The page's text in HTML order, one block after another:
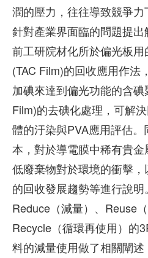
潤的壓力，往往導致競爭
針對產業界面臨的問題提
前工研院材化所於偏光板
(TAC Film)的回收應用作法
加碘來達到偏光功能的含
Film)的去碘化處理，可解
體的汙染與PVA應用評估
本，對於導電膜中稀有貴
低廢棄物對於環境的衝擊
的回收發展趨勢等進行說
Reduce（減量）、Reuse
Recycle（循環再使用）的
料的減量使用做了相關闡